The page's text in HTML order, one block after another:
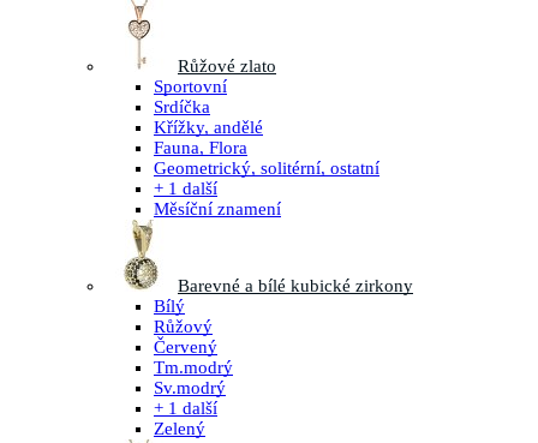
Růžové zlato
Sportovní
Srdíčka
Křížky, andělé
Fauna, Flora
Geometrický, solitérní, ostatní
+ 1 další
Měsíční znamení
Barevné a bílé kubické zirkony
Bílý
Růžový
Červený
Tm.modrý
Sv.modrý
+ 1 další
Zelený